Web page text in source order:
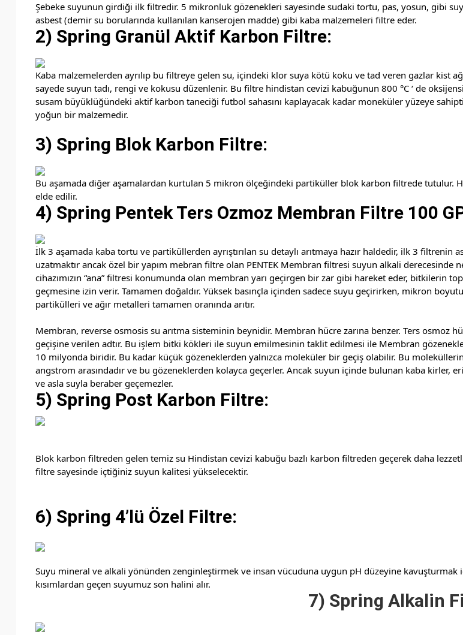
Şebeke suyunun girdiği ilk filtredir. 5 mikronluk gözenekleri sayesinde sudaki tortu, pas, yosun, gibi
asbest (demir su borularında kullanılan kanserojen madde) gibi kaba malzemeleri filtre eder.
2) Spring Granül Aktif Karbon Filtre:
Kaba malzemelerden ayrılıp bu filtreye gelen su, içindeki klor suya kötü koku ve tad veren gazlar kist
sayede suyun tadı, rengi ve kokusu düzenlenir. Bu filtre hindistan cevizi kabuğunun 800 °C ‘ de
susam büyüklüğündeki aktif karbon taneciği futbol sahasını kaplayacak kadar moneküler yüzeye
yoğun bir malzemedir.
3) Spring Blok Karbon Filtre:
Bu aşamada diğer aşamalardan kurtulan 5 mikron ölçeğindeki partiküller blok karbon filtrede tutulur.
elde edilir.
4) Spring Pentek Ters Ozmoz Membran Filtre 100
İlk 3 aşamada kaba tortu ve partiküllerden ayrıştırılan su detaylı arıtmaya hazır haldedir, ilk 3
uzatmaktır ancak özel bir yapım mebran filtre olan PENTEK Membran filtresi suyun alkali derecesinde
cihazımızın “ana” filtresi konumunda olan membran yarı geçirgen bir zar gibi hareket eder, bitkilerin
geçmesine izin verir. Tamamen doğaldır. Yüksek basınçla içinden sadece suyu geçirirken, mikron
partikülleri ve ağır metalleri tamamen oranında arıtır.
Membran, reverse osmosis su arıtma sisteminin beynidir. Membran hücre zarına benzer. Ters osmoz
geçişine verilen adtır. Bu işlem bitki kökleri ile suyun emilmesinin taklit edilmesi ile Membran
10 milyonda biridir. Bu kadar küçük gözeneklerden yalnızca moleküler bir geçiş olabilir. Bu
angstrom arasındadır ve bu gözeneklerden kolayca geçerler. Ancak suyun içinde bulunan kaba
ve asla suyla beraber geçemezler.
5) Spring Post Karbon Filtre:
Blok karbon filtreden gelen temiz su Hindistan cevizi kabuğu bazlı karbon filtreden geçerek daha
filtre sayesinde içtiğiniz suyun kalitesi yükselecektir.
6) Spring 4’lü Özel Filtre:
Suyu mineral ve alkali yönünden zenginleştirmek ve insan vücuduna uygun pH düzeyine
kısımlardan geçen suyumuz son halini alır.
7) Spring Alkalin